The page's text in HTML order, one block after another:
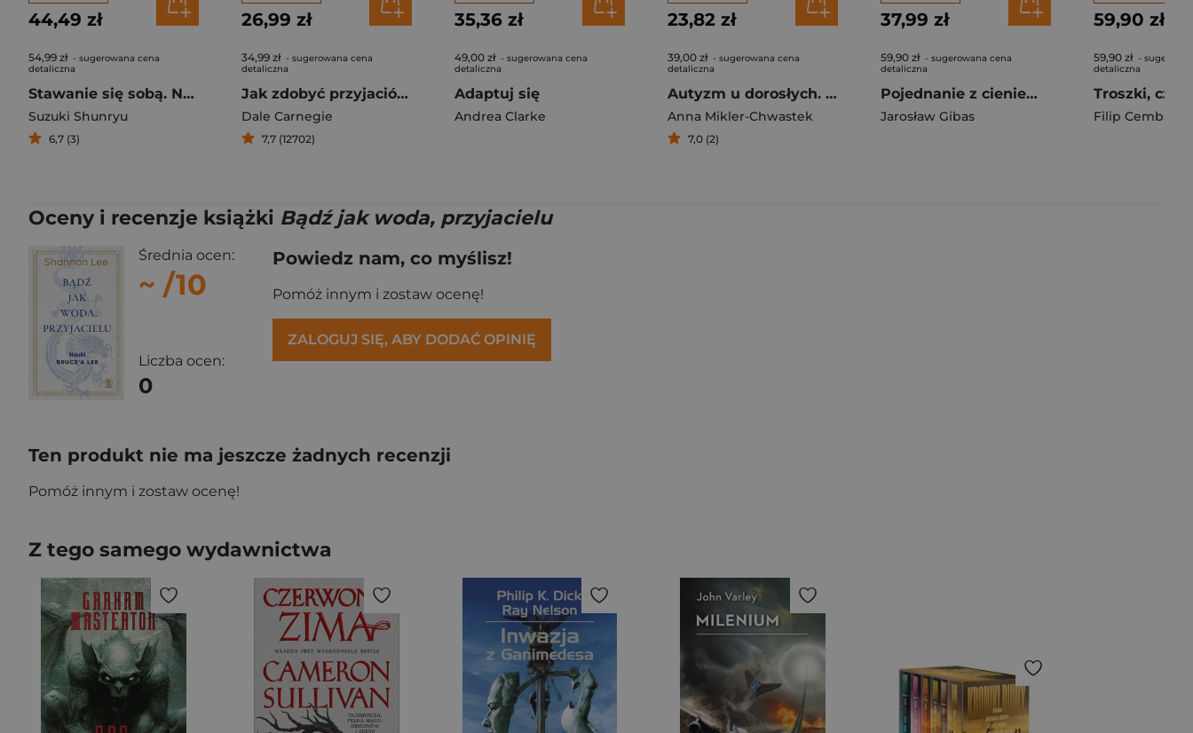
44,49 zł
54,99 zł - sugerowana cena
detaliczna
Stawanie się sobą. Nauki o ścieżce życia zen
Suzuki Shunryu
6,7 (3)
26,99 zł
34,99 zł - sugerowana cena
detaliczna
Jak zdobyć przyjaciół i zjednać sobie ludzi
Dale Carnegie
7,7 (12702)
35,36 zł
49,00 zł - sugerowana cena
detaliczna
Adaptuj się
Andrea Clarke
23,82 zł
39,00 zł - sugerowana cena
detaliczna
Autyzm u dorosłych. Jak działa mózg
Anna Mikler-Chwastek
7,0 (2)
37,99 zł
59,90 zł - sugerowana cena
detaliczna
Pojednanie z cieniem. Jak zaakceptować i przejąć kontrolę nad mroczną stroną naszej osobowości, którą skrywamy przed światem i samym sobą
Jarosław Gibas
59,90 zł
59,90 zł -
detaliczna
Filip Cembala
Oceny i recenzje książki Bądź jak woda, przyjacielu
Średnia ocen:
~ /10
Liczba ocen:
0
Powiedz nam, co myślisz!
Pomóż innym i zostaw ocenę!
ZALOGUJ SIĘ, ABY DODAĆ OPINIĘ
Ten produkt nie ma jeszcze żadnych recenzji
Pomóż innym i zostaw ocenę!
Z tego samego wydawnictwa